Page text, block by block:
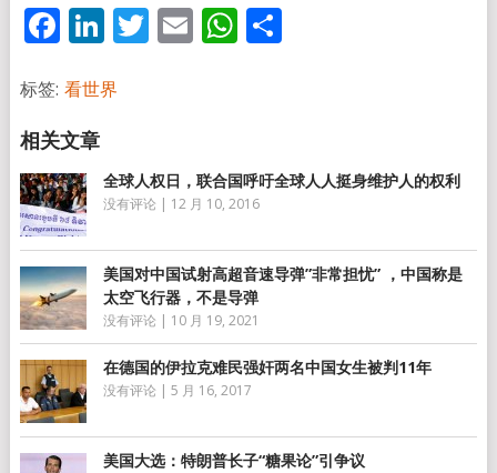
Facebook
LinkedIn
Twitter
EmailWhatsApp
分
标签: 看世界
全球人权日，联合国呼吁全球人人挺身维护人的权利
没有评论 | 12 月 10, 2016
美国对中国试射高超音速导弹”非常担忧” ，中国称是
太空飞行器，不是导弹
没有评论 | 10 月 19, 2021
在德国的伊拉克难民强奸两名中国女生被判11年
没有评论 | 5 月 16, 2017
美国大选：特朗普长子“糖果论”引争议